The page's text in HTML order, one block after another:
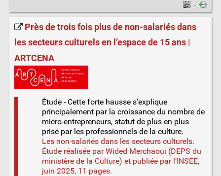
·
Près de trois fois plus de non-salariés dans
les secteurs culturels en l’espace de 15 ans |
ARTCENA
Étude - Cette forte hausse s’explique
principalement par la croissance du nombre de
micro-entrepreneurs, statut de plus en plus
prisé par les professionnels de la culture.
Les non-salariés dans les secteurs culturels.
Étude réalisée par Wided Merchaoui (DEPS du
ministère de la Culture) et publiée par l’INSEE,
juin 2025, 11 pages.